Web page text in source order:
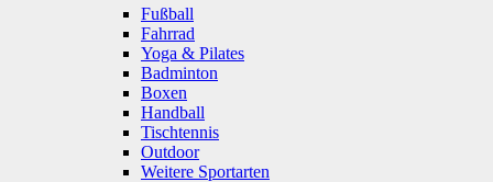
Fußball
Fahrrad
Yoga & Pilates
Badminton
Boxen
Handball
Tischtennis
Outdoor
Weitere Sportarten